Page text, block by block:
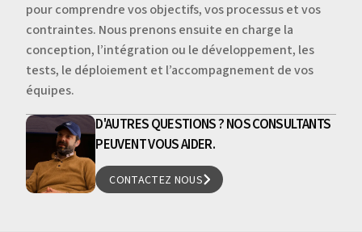
D'AUTRES QUESTIONS ? NOS CONSULTANTS
PEUVENT VOUS AIDER.
CONTACTEZ NOUS
CONTACTEZ NOUS
pour comprendre vos objectifs, vos processus et vos
contraintes. Nous prenons ensuite en charge la
conception, l’intégration ou le développement, les
tests, le déploiement et l’accompagnement de vos
équipes.